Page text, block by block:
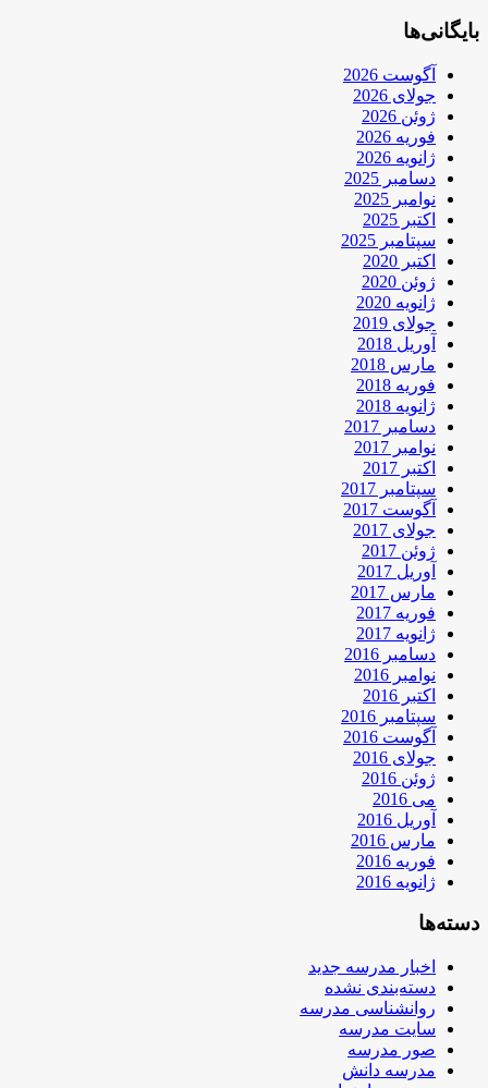
بایگانی‌ها
آگوست 2026
جولای 2026
ژوئن 2026
فوریه 2026
ژانویه 2026
دسامبر 2025
نوامبر 2025
اکتبر 2025
سپتامبر 2025
اکتبر 2020
ژوئن 2020
ژانویه 2020
جولای 2019
آوریل 2018
مارس 2018
فوریه 2018
ژانویه 2018
دسامبر 2017
نوامبر 2017
اکتبر 2017
سپتامبر 2017
آگوست 2017
جولای 2017
ژوئن 2017
آوریل 2017
مارس 2017
فوریه 2017
ژانویه 2017
دسامبر 2016
نوامبر 2016
اکتبر 2016
سپتامبر 2016
آگوست 2016
جولای 2016
ژوئن 2016
می 2016
آوریل 2016
مارس 2016
فوریه 2016
ژانویه 2016
دسته‌ها
اخبار مدرسه جدید
دسته‌بندی نشده
روانشناسی مدرسه
سایت مدرسه
صور مدرسه
مدرسه دانش